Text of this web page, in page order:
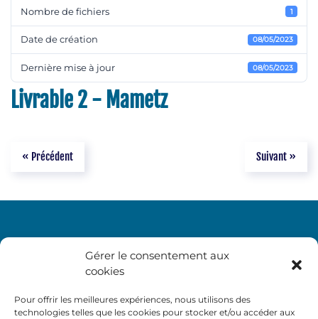
Gérer le consentement aux
cookies
Pour offrir les meilleures expériences, nous utilisons des
technologies telles que les cookies pour stocker et/ou accéder aux
Nombre de fichiers 1
Date de création 08/05/2023
Dernière mise à jour 08/05/2023
Livrable 2 - Mametz
« Précédent Suivant »